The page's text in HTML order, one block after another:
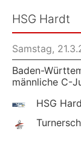
HSG Hardt
Samstag,
Baden-
männliche C-
HSG